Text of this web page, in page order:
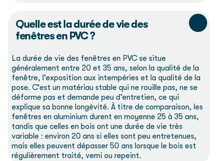
Quelle est la durée de vie des
fenêtres en PVC ?
La durée de vie des fenêtres en PVC se situe
généralement entre 20 et 35 ans, selon la qualité de la
fenêtre, l’exposition aux intempéries et la qualité de la
pose. C’est un matériau stable qui ne rouille pas, ne se
déforme pas et demande peu d’entretien, ce qui
explique sa bonne longévité. À titre de comparaison, les
fenêtres en aluminium durent en moyenne 25 à 35 ans,
tandis que celles en bois ont une durée de vie très
variable : environ 20 ans si elles sont peu entretenues,
mais elles peuvent dépasser 50 ans lorsque le bois est
régulièrement traité, verni ou repeint.